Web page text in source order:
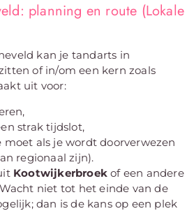
planning en route (Lokale
kan je tandarts in
of in/om een kern zoals
uit voor:
strak tijdslot,
moet als je wordt doorverwezen
regionaal zijn).
Kootwijkerbroek of een andere
niet tot het einde van de
dan is de kans op een plek